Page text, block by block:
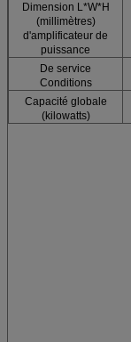
Dimension L*W*H
(millimètres)
d'amplificateur de
puissance
De service
Conditions
Capacité globale
(kilowatts)